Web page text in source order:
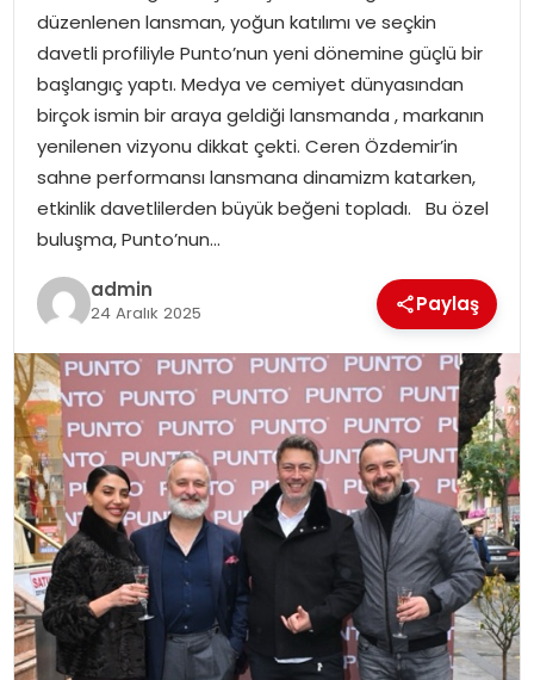
EĞITIM
SPOR
EKONOMI
MAGAZIN
DÜNYA
OTOMOBIL
düzenlenen lansman, yoğun katılımı ve seçkin
davetli profiliyle Punto’nun yeni dönemine güçlü bir
başlangıç yaptı. Medya ve cemiyet dünyasından
birçok ismin bir araya geldiği lansmanda , markanın
yenilenen vizyonu dikkat çekti. Ceren Özdemir’in
sahne performansı lansmana dinamizm katarken,
etkinlik davetlilerden büyük beğeni topladı. Bu özel
buluşma, Punto’nun…
admin
24 Aralık 2025 Paylaş